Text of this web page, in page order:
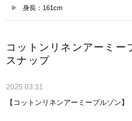
身長：161cm
コットンリネンアーミー
スナップ
2025.03.31
【コットンリネンアーミーブルゾン】